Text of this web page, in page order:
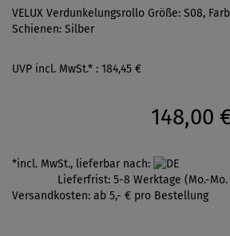
VELUX Verdunkelungsrollo Größe: S08,
Schienen: Silber
UVP incl. MwSt.* : 184,45 €
148,00
*incl. MwSt., lieferbar nach:
Lieferfrist: 5-8 Werktage (Mo.-Mo.
Versandkosten: ab 5,- € pro Bestellung